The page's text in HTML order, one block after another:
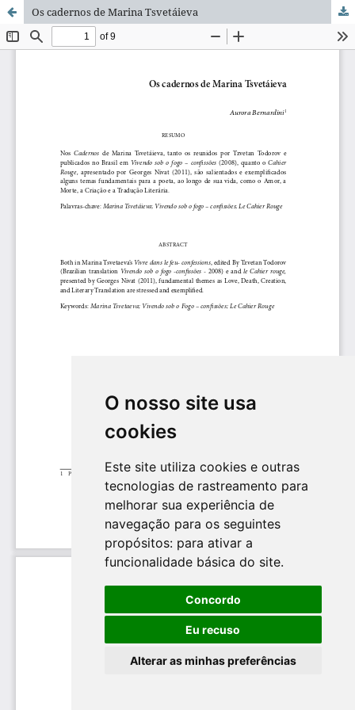
O nosso site usa
cookies
Este site utiliza cookies e outras
tecnologias de rastreamento para
melhorar sua experiência de
navegação para os seguintes
propósitos: para ativar a
funcionalidade básica do site.
Concordo
Eu recuso
Alterar as minhas preferências
Os cadernos de Marina Tsvetáieva